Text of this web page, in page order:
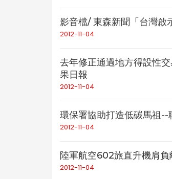
影音檔/ 東森新聞「台灣
2012-11-04
去年修正通過地方得設性
果日報
2012-11-04
環保署協助打造低碳馬祖--
2012-11-04
陸軍航空602旅直升機肩
2012-11-04